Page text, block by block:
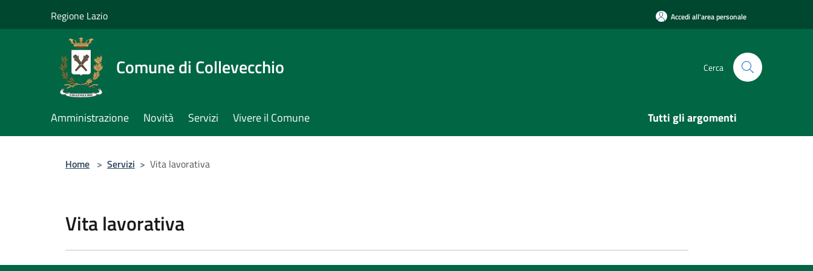
Regione Lazio Accedi all'area personale
Comune di Collevecchio Cerca
Amministrazione Novità Servizi Vivere il Comune Tutti gli argomenti
Home > Servizi > Vita lavorativa
Vita lavorativa